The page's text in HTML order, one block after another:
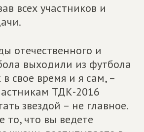
всех участников и
отечественного и
выходили из футбола
в свое время и я сам, –
ТДК-2016
звездой – не главное.
то, что вы ведете